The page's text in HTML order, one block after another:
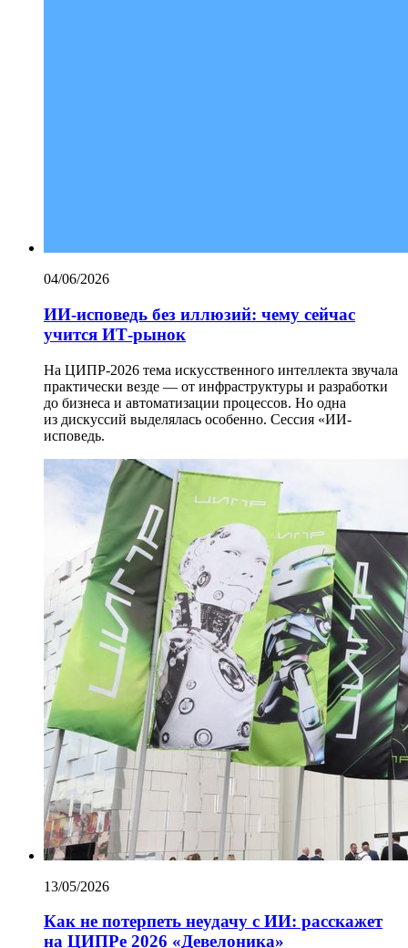
04/06/2026
ИИ-исповедь без иллюзий: чему сейчас
учится ИТ-рынок
На ЦИПР-2026 тема искусственного интеллекта звучала
практически везде — от инфраструктуры и разработки
до бизнеса и автоматизации процессов. Но одна
из дискуссий выделялась особенно. Сессия «ИИ-
исповедь.
13/05/2026
Как не потерпеть неудачу с ИИ: расскажет
на ЦИПРе 2026 «Девелоника»